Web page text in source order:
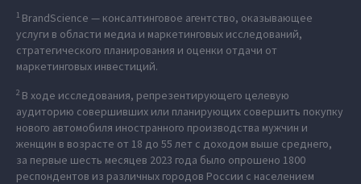
1 BrandScience — консалтинговое агентство, оказывающее
услуги в области медиа и маркетинговых исследований,
стратегического планирования и оценки отдачи от
маркетинговых инвестиций.
2 В ходе исследования, репрезентирующего целевую
аудиторию совершивших или планирующих совершить покупку
нового автомобиля иностранного производства мужчин и
женщин в возрасте от 18 до 55 лет с доходом выше среднего,
за первые шесть месяцев 2023 года было опрошено 1800
респондентов из различных городов России с населением